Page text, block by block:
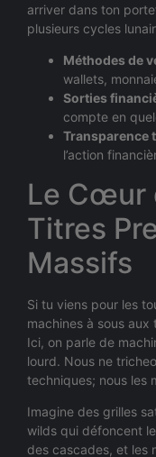
arriver dans ton
plusieurs cycles
Méthodes de
wallets,
Sorties
compte en
Transparence
l’action
Le Cœur
Titres
Massifs
Si tu viens pour les
machines à sous
Ici, on parle de
lourd. Nous ne
techniques; nous les
Imagine des grilles
wilds qui défoncent
des cascades, et les